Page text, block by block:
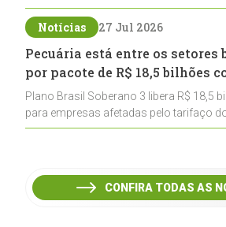
cabanhas na seleção genética de
ao laço
Notícias 27 Jul 2026
Pecuária está entre os setores
por pacote de R$ 18,5 bilhões
Plano Brasil Soberano 3 libera R$ 18,5
para empresas afetadas pelo tarifaço
inclui a pecuária entre os setores
CONFIRA TODAS AS